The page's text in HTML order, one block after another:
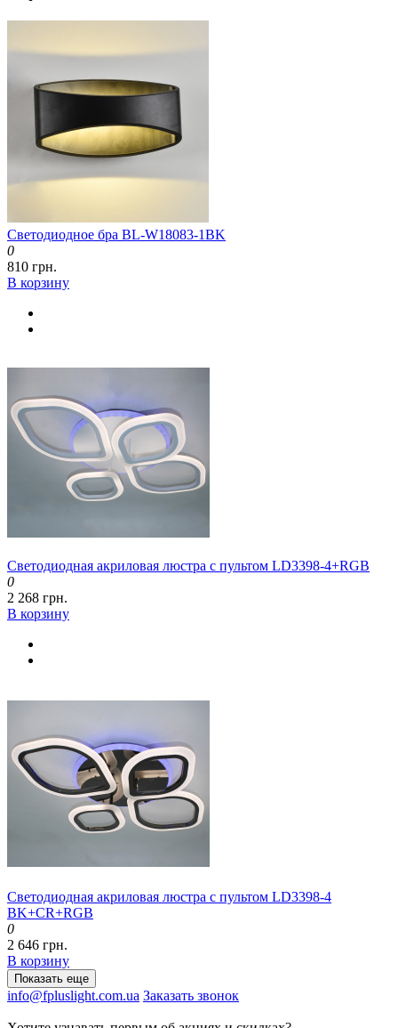
Светодиодное бра BL-W18083-1BK
0
810 грн.
В корзину
Светодиодная акриловая люстра с пультом LD3398-4+RGB
0
2 268 грн.
В корзину
Светодиодная акриловая люстра с пультом LD3398-4
BK+CR+RGB
0
2 646 грн.
В корзину
Показать еще
info@fpluslight.com.ua Заказать звонок